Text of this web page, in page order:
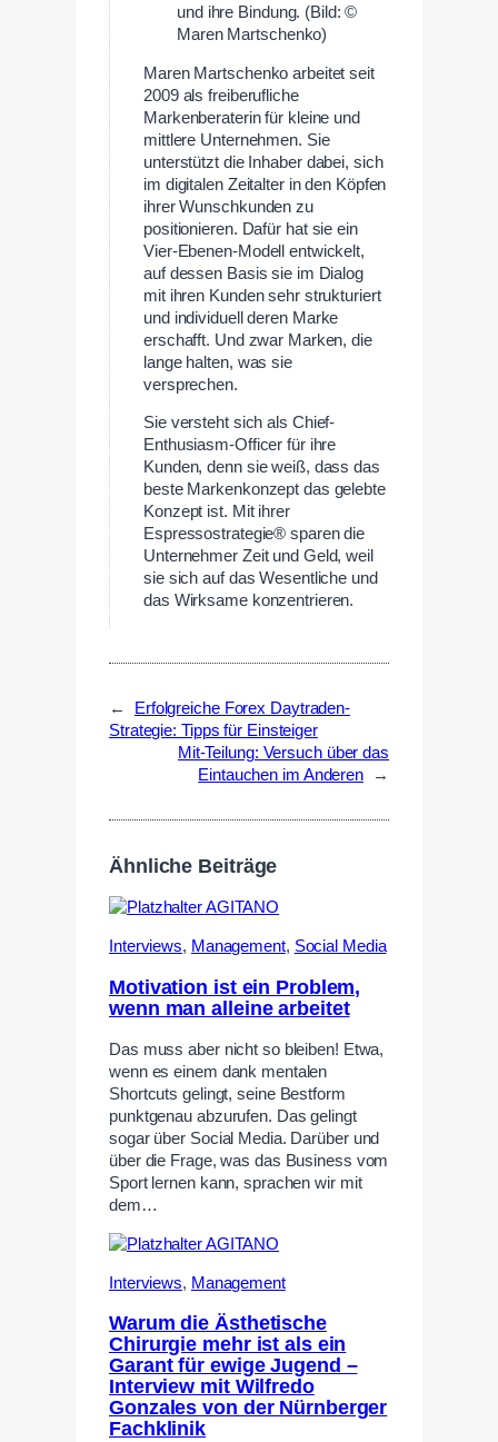
und ihre Bindung. (Bild: ©
Maren Martschenko)
Maren Martschenko arbeitet seit
2009 als freiberufliche
Markenberaterin für kleine und
mittlere Unternehmen. Sie
unterstützt die Inhaber dabei, sich
im digitalen Zeitalter in den Köpfen
ihrer Wunschkunden zu
positionieren. Dafür hat sie ein
Vier-Ebenen-Modell entwickelt,
auf dessen Basis sie im Dialog
mit ihren Kunden sehr strukturiert
und individuell deren Marke
erschafft. Und zwar Marken, die
lange halten, was sie
versprechen.
Sie versteht sich als Chief-
Enthusiasm-Officer für ihre
Kunden, denn sie weiß, dass das
beste Markenkonzept das gelebte
Konzept ist. Mit ihrer
Espressostrategie® sparen die
Unternehmer Zeit und Geld, weil
sie sich auf das Wesentliche und
das Wirksame konzentrieren.
←
Erfolgreiche Forex Daytraden-
Strategie: Tipps für Einsteiger
Mit-Teilung: Versuch über das
Eintauchen im Anderen
→
Ähnliche Beiträge
Interviews, Management, Social Media
Motivation ist ein Problem,
wenn man alleine arbeitet
Das muss aber nicht so bleiben! Etwa,
wenn es einem dank mentalen
Shortcuts gelingt, seine Bestform
punktgenau abzurufen. Das gelingt
sogar über Social Media. Darüber und
über die Frage, was das Business vom
Sport lernen kann, sprachen wir mit
dem…
Interviews, Management
Warum die Ästhetische
Chirurgie mehr ist als ein
Garant für ewige Jugend –
Interview mit Wilfredo
Gonzales von der Nürnberger
Fachklinik